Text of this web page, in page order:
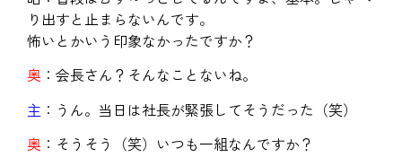
り出すと止まらないんです。
怖いとかいう印象なかったですか？
奥 ：会長さん？そんなことないね。
主 ：うん。当日は社長が緊張してそうだった（笑）
奥 ：そうそう（笑）いつも一組なんですか？